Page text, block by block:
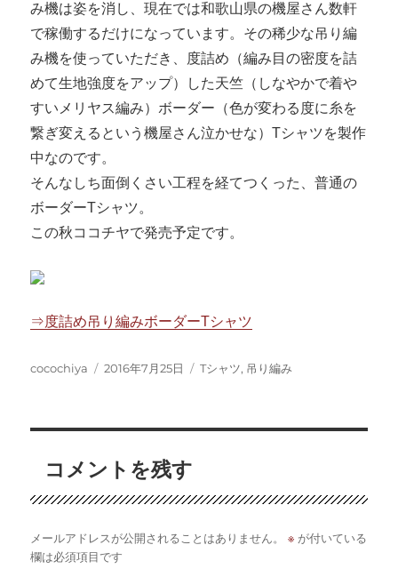
み機は姿を消し、現在では和歌山県の機屋さん数軒
で稼働するだけになっています。その稀少な吊り編
み機を使っていただき、度詰め（編み目の密度を詰
めて生地強度をアップ）した天竺（しなやかで着や
すいメリヤス編み）ボーダー（色が変わる度に糸を
繋ぎ変えるという機屋さん泣かせな）Tシャツを製作
中なのです。
そんなしち面倒くさい工程を経てつくった、普通の
ボーダーTシャツ。
この秋ココチヤで発売予定です。
⇒度詰め吊り編みボーダーTシャツ
投
cocochiya
投
2016年7月25日
カ
Tシャツ, 吊り編み
コメントを残す
メールアドレスが公開されることはありません。 ※ が付いている
欄は必須項目です